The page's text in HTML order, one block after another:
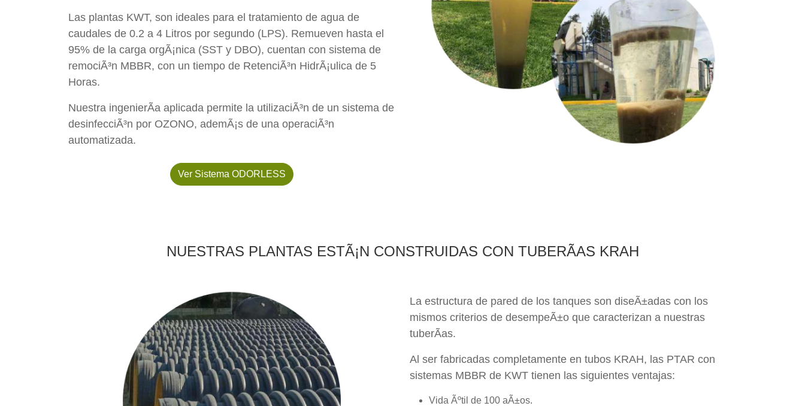
Las plantas KWT, son ideales para el tratamiento de agua de
caudales de 0.2 a 4 Litros por segundo (LPS). Remueven hasta el
95% de la carga orgÃ¡nica (SST y DBO), cuentan con sistema de
remociÃ³n MBBR, con un tiempo de RetenciÃ³n HidrÃ¡ulica de 5
Horas.
Nuestra ingenierÃ­a aplicada permite la utilizaciÃ³n de un sistema de
desinfecciÃ³n por OZONO, ademÃ¡s de una operaciÃ³n
automatizada.
Ver Sistema ODORLESS
NUESTRAS PLANTAS ESTÃ¡N CONSTRUIDAS CON TUBERÃ­AS KRAH
La estructura de pared de los tanques son diseÃ±adas con los
mismos criterios de desempeÃ±o que caracterizan a nuestras
tuberÃ­as.
Al ser fabricadas completamente en tubos KRAH, las PTAR con
sistemas MBBR de KWT tienen las siguientes ventajas:
Vida Ãºtil de 100 aÃ±os.